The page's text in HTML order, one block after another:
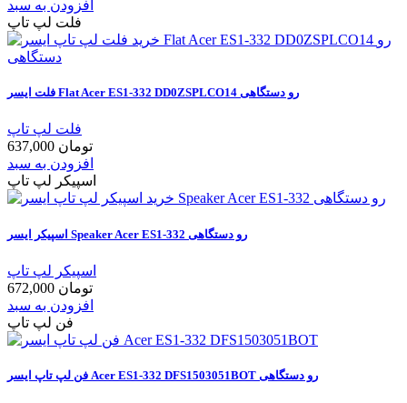
افزودن به سبد
فلت لپ تاپ
فلت ایسر Flat Acer ES1-332 DD0ZSPLCO14 رو دستگاهی
فلت لپ تاپ
637,000 تومان
افزودن به سبد
اسپیکر لپ تاپ
اسپیکر ایسر Speaker Acer ES1-332 رو دستگاهی
اسپیکر لپ تاپ
672,000 تومان
افزودن به سبد
فن لپ تاپ
فن لپ تاپ ایسر Acer ES1-332 DFS1503051BOT رو دستگاهی